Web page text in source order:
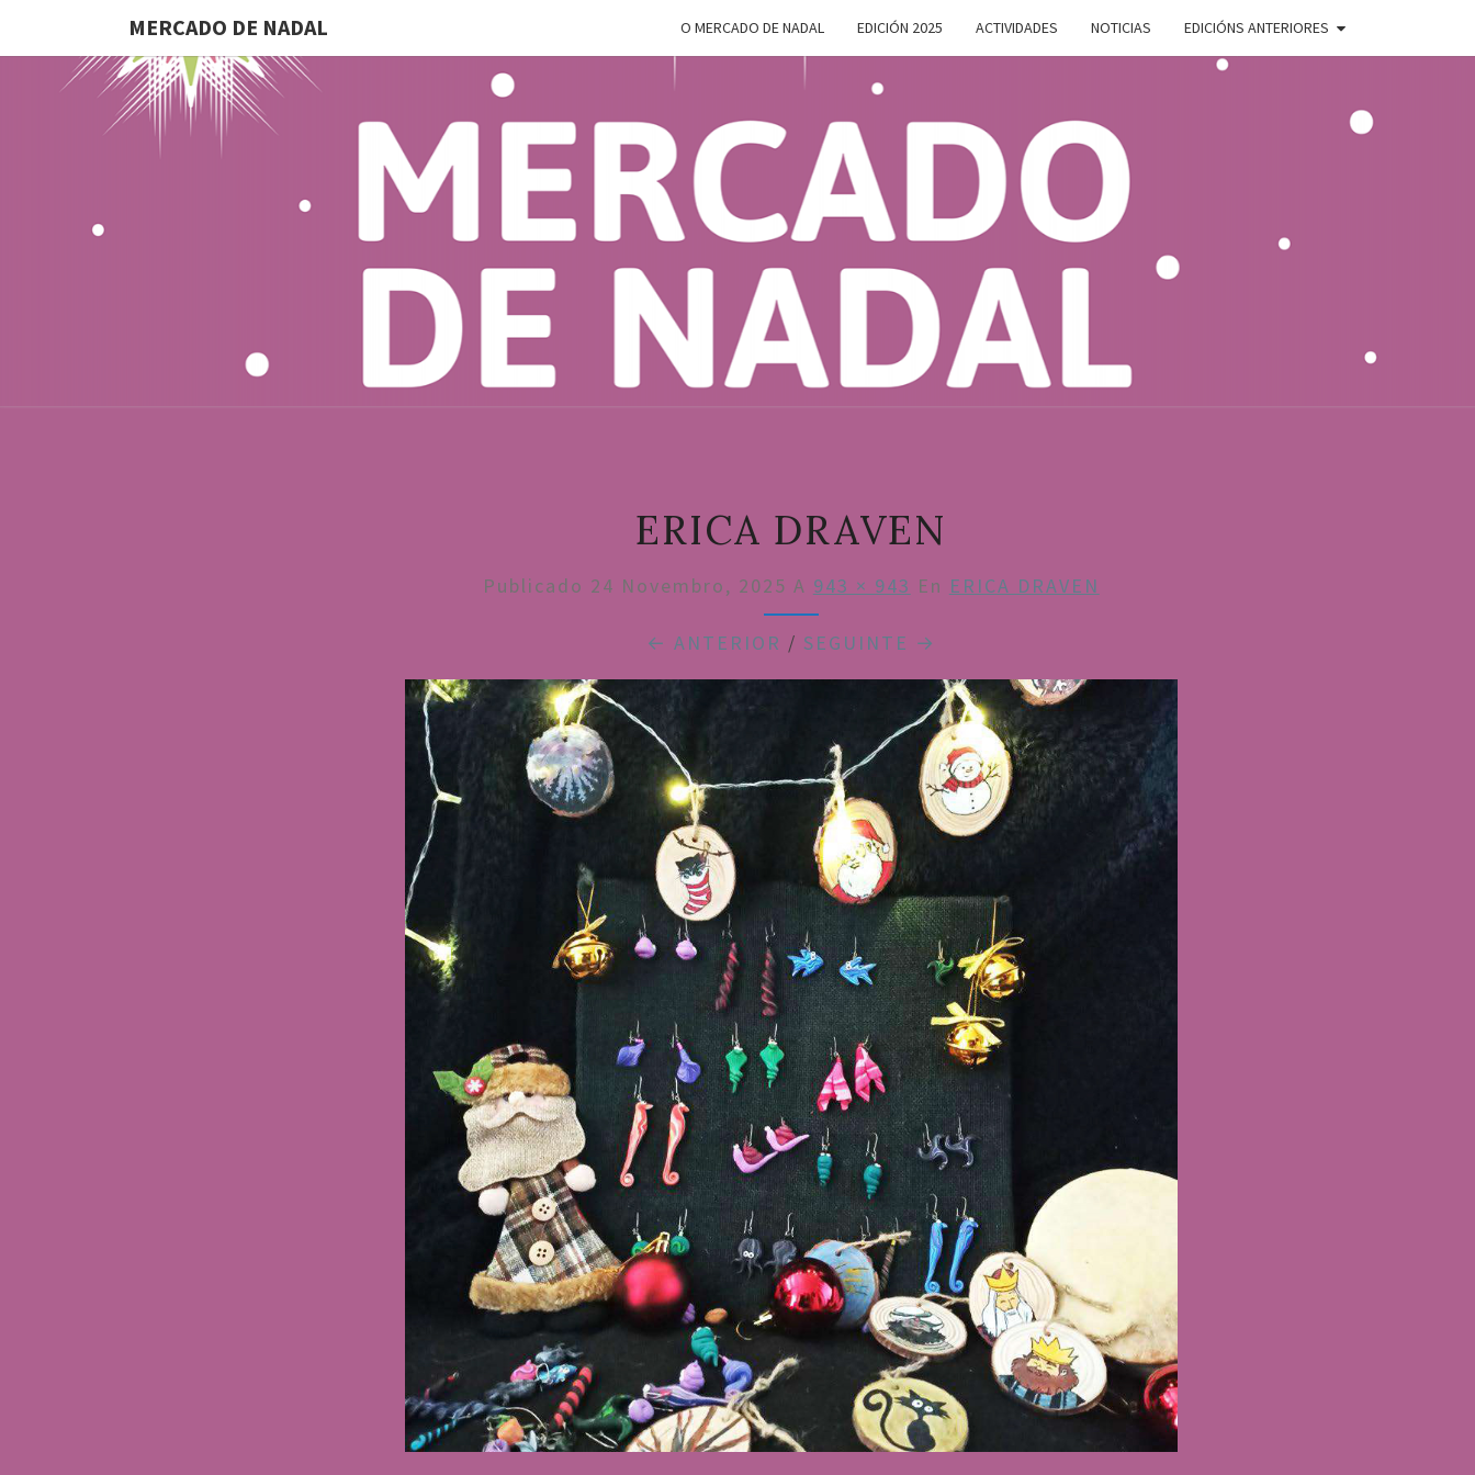
MERCADO DE NADAL O MERCADO DE NADAL EDICIÓN 2025 ACTIVIDADES NOTICIAS EDICIÓNS ANTERIORES
MERCADO
DE
Do 28 De
Novembro
Ao 5 De
Xaneiro En
Compostela
ERICA DRAVEN
Publicado 24 Novembro, 2025 A 943 × 943 En ERICA DRAVEN
← ANTERIOR / SEGUINTE →